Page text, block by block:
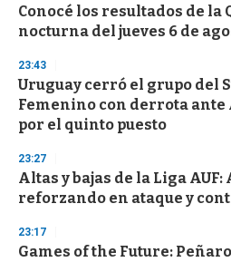
Conocé los resultados de la
nocturna del jueves 6 de
23:43
Uruguay cerró el grupo del
Femenino con derrota
por el quinto puesto
23:27
Altas y bajas de la Liga
reforzando en ataque y
23:17
Games of the Future: